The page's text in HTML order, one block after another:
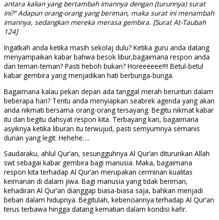
antara kalian yang bertambah imannya dengan (turunnya) surat
ini?” Adapun orang-orang yang beriman, maka surat ini menambah
imannya, sedangkan mereka merasa gembira. [Surat At-Taubah
124]
Ingatkah anda ketika masih sekolaj dulu? Ketika guru anda datang
menyampaikan kabar bahwa besok libur,bagaimana respon anda
dan teman-teman? Pasti heboh bukan? Horeeeeee!!!! Betul-betul
kabar gembira yang menjadikan hati berbunga-bunga.
Bagaimana kalau pekan depan ada tanggal merah beruntun dalam
beberapa hari? Tentu anda menyiapkan seabrek agenda yang akan
anda nikmati bersama orang-orang tersayang. Begitu nikmat kabar
itu dan begitu dahsyat respon kita. Terbayang kan, bagaimana
asyiknya ketika liburan itu terwujud, pasti semyumnya semanis
durian yang legit. Hehehe….
Saudaraku, ahlul Qur’an, sesungguhnya Al Qur’an diturunkan Allah
swt sebagai kabar gembira bagi manusia. Maka, bagaimana
respon kita terhadap Al Qur’an merupakan cerminan kualitas
keimanan di dalam jiwa. Bagi manusia yang tidak beriman,
kehadiran Al Qur’an dianggap biasa-biasa saja, bahkan menjadi
beban dalam hidupnya. Begitulah, kebenciannya terhadap Al Qur’an
terus terbawa hingga datang kematian dalam kondisi kafir.